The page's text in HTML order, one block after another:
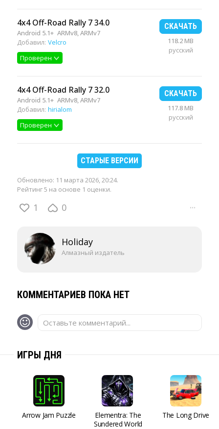
4x4 Off-Road Rally 7 34.0
Android 5.1+ ARMv8, ARMv7
Добавил: Velcro
Проверен
СКАЧАТЬ
118.2 MB
русский
4x4 Off-Road Rally 7 32.0
Android 5.1+ ARMv8, ARMv7
Добавил: hirialom
Проверен
СКАЧАТЬ
117.8 MB
русский
СТАРЫЕ ВЕРСИИ
Обновлено: 11 марта 2026, 20:24.
Рейтинг 5 на основе 1 оценки.
1 0 ···
Holiday
Алмазный издатель
КОММЕНТАРИЕВ ПОКА НЕТ
Оставьте комментарий...
ИГРЫ ДНЯ
Arrow Jam Puzzle
Elementra: The
Sundered World
The Long Drive